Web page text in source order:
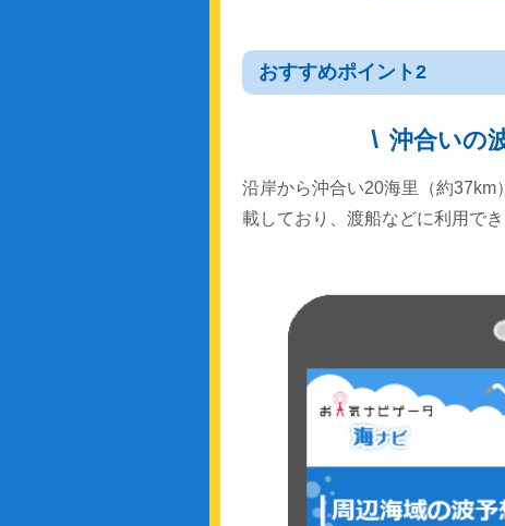
おすすめポイント2
沖合いの
沿岸から沖合い20海里（約37km
載しており、渡船などに利用でき